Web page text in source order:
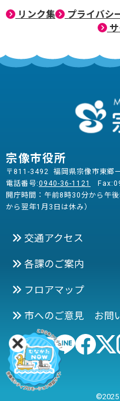
リンク集 プライバシ
サ
宗像市役所
〒811-3492 福岡県宗像市東郷
電話番号:0940-36-1121
開庁時間：午前8時30分から午
から翌年1月3日は休み）
交通アクセス
各課のご案内
フロアマップ
市へのご意見 お問
©2025